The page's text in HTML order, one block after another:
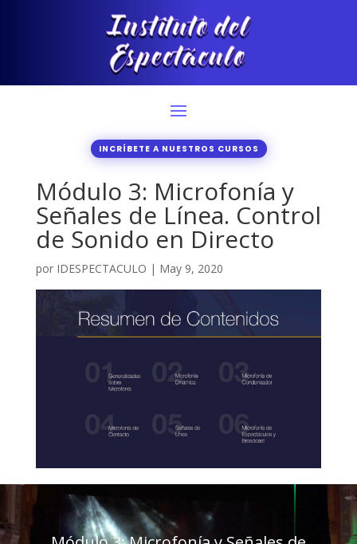
INCRÍBETE A NUESTROS CURSOS
Módulo 3: Microfonía y
Señales de Línea. Control
de Sonido en Directo
por IDESPECTACULO | May 9, 2020